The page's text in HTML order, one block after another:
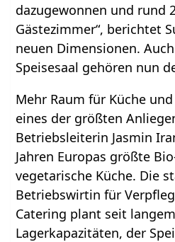
dazugewonnen und rund
Gästezimmer“, berichtet
neuen Dimensionen.
Speisesaal gehören nun
Mehr Raum für Küche
eines der größten
Betriebsleiterin Jasmin
Jahren Europas größte
vegetarische Küche. Die
Betriebswirtin für
Catering plant seit
Lagerkapazitäten, der